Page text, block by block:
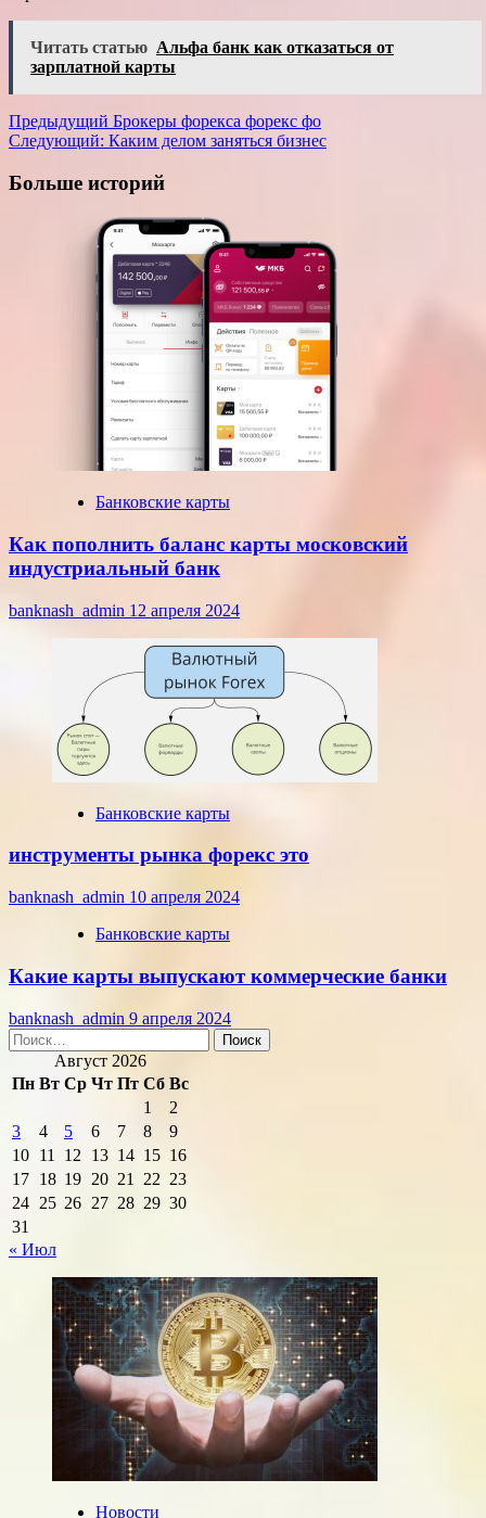
Читать статью Альфа банк как отказаться от
зарплатной карты
Навигация
записи
Предыдущий Брокеры форекса форекс фо
Следующий: Каким делом заняться бизнес
Больше историй
Банковские карты
Как пополнить баланс карты московский
индустриальный банк
banknash_admin 12 апреля 2024
Банковские карты
инструменты рынка форекс это
banknash_admin 10 апреля 2024
Банковские карты
Какие карты выпускают коммерческие банки
banknash_admin 9 апреля 2024
Найти:
Август 2026
Пн Вт Ср Чт Пт Сб Вс
1
2
3
4 5 6 7 8
9
10 11 12 13 14 15 16
17 18 19 20 21 22 23
24 25 26 27 28 29 30
31
« Июл
Новости